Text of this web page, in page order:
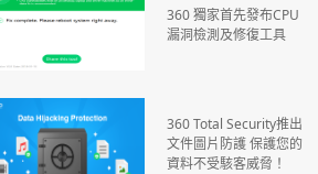
360 獨家首先發布CPU
漏洞檢測及修復工具
360 Total Security推出
文件圖片防護 保護您的
資料不受駭客威脅！